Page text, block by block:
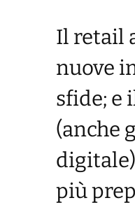
Il retail
nuove
sfide; e
(anche
più